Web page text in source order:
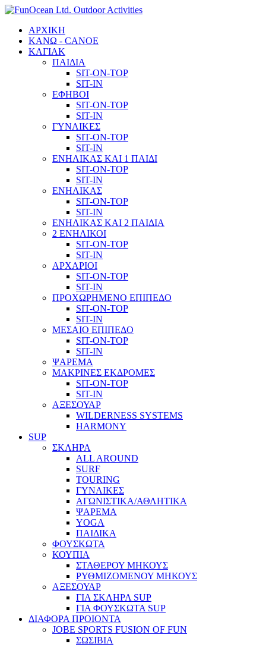
ΑΡΧΙΚΗ
ΚΑΝΩ - CANOE
ΚΑΓΙΑΚ
ΠΑΙΔΙΑ
SIT-ON-TOP
SIT-IN
ΕΦΗΒΟΙ
SIT-ON-TOP
SIT-IN
ΓΥΝΑΙΚΕΣ
SIT-ON-TOP
SIT-IN
ΕΝΗΛΙΚΑΣ ΚΑΙ 1 ΠΑΙΔΙ
SIT-ON-TOP
SIT-IN
ΕΝΗΛΙΚΑΣ
SIT-ON-TOP
SIT-IN
ΕΝΗΛΙΚΑΣ ΚΑΙ 2 ΠΑΙΔΙΑ
2 ΕΝΗΛΙΚΟΙ
SIT-ON-TOP
SIT-IN
ΑΡΧΑΡΙΟΙ
SIT-ON-TOP
SIT-IN
ΠΡΟΧΩΡΗΜΕΝΟ ΕΠΙΠΕΔΟ
SIT-ON-TOP
SIT-IN
ΜΕΣΑΙΟ ΕΠΙΠΕΔΟ
SIT-ON-TOP
SIT-IN
ΨΑΡΕΜΑ
ΜΑΚΡΙΝΕΣ ΕΚΔΡΟΜΕΣ
SIT-ON-TOP
SIT-IN
ΑΞΕΣΟΥΑΡ
WILDERNESS SYSTEMS
HARMONY
SUP
ΣΚΛΗΡΑ
ALL AROUND
SURF
TOURING
ΓΥΝΑΙΚΕΣ
ΑΓΩΝΙΣΤΙΚΑ/ΑΘΛΗΤΙΚΑ
ΨΑΡΕΜΑ
YOGA
ΠΑΙΔΙΚΑ
ΦΟΥΣΚΩΤΑ
ΚΟΥΠΙΑ
ΣΤΑΘΕΡΟΥ ΜΗΚΟΥΣ
ΡΥΘΜΙΖΟΜΕΝΟΥ ΜΗΚΟΥΣ
ΑΞΕΣΟΥΑΡ
ΓΙΑ ΣΚΛΗΡΑ SUP
ΓΙΑ ΦΟΥΣΚΩΤΑ SUP
ΔΙΑΦΟΡΑ ΠΡΟΙΟΝΤΑ
JOBE SPORTS FUSION OF FUN
ΣΩΣΙΒΙΑ